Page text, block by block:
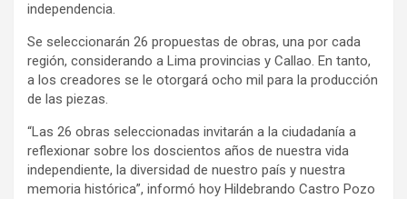
independencia.
Se seleccionarán 26 propuestas de obras, una por cada
región, considerando a Lima provincias y Callao. En tanto,
a los creadores se le otorgará ocho mil para la producción
de las piezas.
“Las 26 obras seleccionadas invitarán a la ciudadanía a
reflexionar sobre los doscientos años de nuestra vida
independiente, la diversidad de nuestro país y nuestra
memoria histórica”, informó hoy Hildebrando Castro Pozo